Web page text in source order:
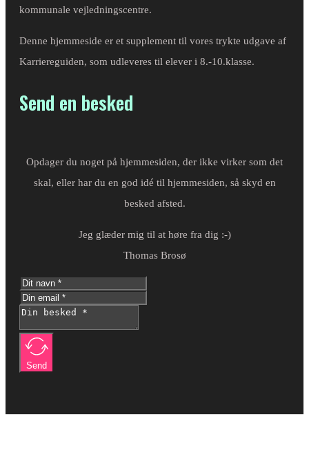
kommunale vejledningscentre.
Denne hjemmeside er et supplement til vores trykte udgave af
Karriereguiden, som udleveres til elever i 8.-10.klasse.
Send en besked
Opdager du noget på hjemmesiden, der ikke virker som det
skal, eller har du en god idé til hjemmesiden, så skyd en
besked afsted.
Jeg glæder mig til at høre fra dig :-)
Thomas Brosø
Send